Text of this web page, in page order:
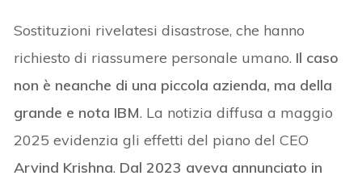
Sostituzioni rivelatesi disastrose, che hanno
richiesto di riassumere personale umano. Il caso
non è neanche di una piccola azienda, ma della
grande e nota IBM. La notizia diffusa a maggio
2025 evidenzia gli effetti del piano del CEO
Arvind Krishna. Dal 2023 aveva annunciato in